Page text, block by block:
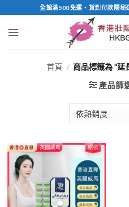
to
content
全館滿500免運、貨到付款隱秘
首頁 / 商品標籤為 “延
產品篩